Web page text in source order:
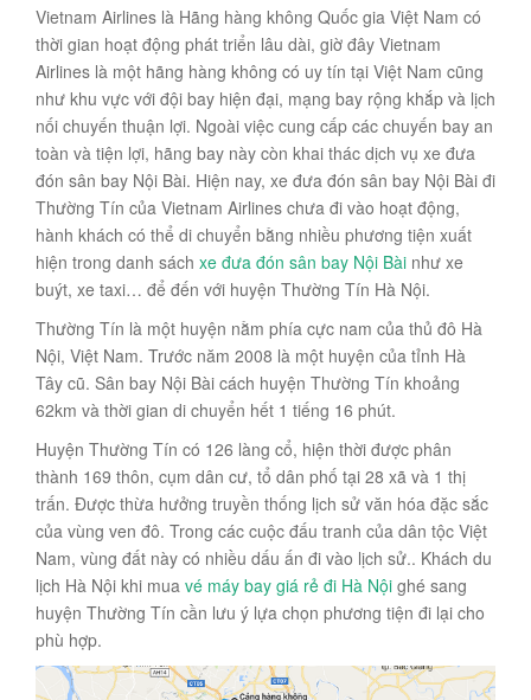
Vietnam Airlines là Hãng hàng không Quốc gia Việt Nam có
thời gian hoạt động phát triển lâu dài, giờ đây Vietnam
Airlines là một hãng hàng không có uy tín tại Việt Nam cũng
như khu vực với đội bay hiện đại, mạng bay rộng khắp và lịch
nối chuyến thuận lợi. Ngoài việc cung cấp các chuyến bay an
toàn và tiện lợi, hãng bay này còn khai thác dịch vụ xe đưa
đón sân bay Nội Bài. Hiện nay, xe đưa đón sân bay Nội Bài đi
Thường Tín của Vietnam Airlines chưa đi vào hoạt động,
hành khách có thể di chuyển bằng nhiều phương tiện xuất
hiện trong danh sách xe đưa đón sân bay Nội Bài như xe
buýt, xe taxi… để đến với huyện Thường Tín Hà Nội.
Thường Tín là một huyện nằm phía cực nam của thủ đô Hà
Nội, Việt Nam. Trước năm 2008 là một huyện của tỉnh Hà
Tây cũ. Sân bay Nội Bài cách huyện Thường Tín khoảng
62km và thời gian di chuyển hết 1 tiếng 16 phút.
Huyện Thường Tín có 126 làng cổ, hiện thời được phân
thành 169 thôn, cụm dân cư, tổ dân phố tại 28 xã và 1 thị
trấn. Được thừa hưởng truyền thống lịch sử văn hóa đặc sắc
của vùng ven đô. Trong các cuộc đấu tranh của dân tộc Việt
Nam, vùng đất này có nhiều dấu ấn đi vào lịch sử.. Khách du
lịch Hà Nội khi mua vé máy bay giá rẻ đi Hà Nội ghé sang
huyện Thường Tín cần lưu ý lựa chọn phương tiện đi lại cho
phù hợp.